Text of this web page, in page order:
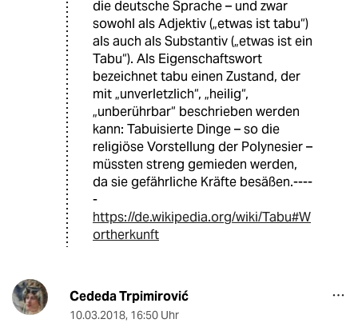
die deutsche Sprache – und zwar
sowohl als Adjektiv („etwas ist tabu“)
als auch als Substantiv („etwas ist ein
Tabu“). Als Eigenschaftswort
bezeichnet tabu einen Zustand, der
mit „unverletzlich“, „heilig“,
„unberührbar“ beschrieben werden
kann: Tabuisierte Dinge – so die
religiöse Vorstellung der Polynesier –
müssten streng gemieden werden,
da sie gefährliche Kräfte besäßen.----
-
https://de.wikipedia.org/wiki/Tabu#W
ortherkunft
Cededa Trpimirović
10.03.2018, 16:50 Uhr